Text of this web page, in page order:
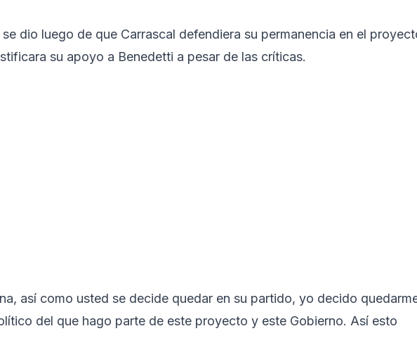
dio luego de que Carrascal defendiera su permanencia en el
su apoyo a Benedetti a pesar de las críticas.
así como usted se decide quedar en su partido, yo decido
del que hago parte de este proyecto y este Gobierno. Así esto